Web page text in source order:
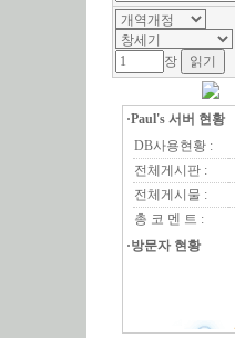
장
·Paul's 서버 현황
DB사용현황 :
전체게시판 :
전체게시물 :
총 코 멘 트 :
·방문자 현황